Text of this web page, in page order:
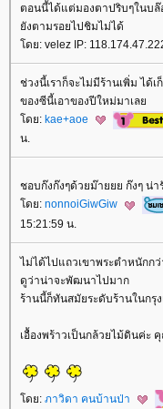
ตอนนี้ได้แต่มองตาปริบๆในบล๊
ังตามรอยไปชิมไม่ได้
ดย: velez IP:
ช่วงนี้เราก็จะไม่มีร้านเพิ่ม ได้
ของซีนี้เอาของปีใหม่มาเล
ดย: kae+aoe
น.
ชอบก๊งก๊งๆด้วยม๊ายยย ก๊งๆ น่า
ดย: nonnoiGiwGiw
15:21:59 น.
ไม่ได้ไปแถวเขาพระตำหนักก
ดูว่าน่าจะพัฒนาไปมาก
ร้านนี้ก็ทันสมัยระดับร้านในกรุง
เอื้องพร้าวเป็นกล้วยไม้ดินค่ะ
ดย: ภาวิดา คนบ้านป่า